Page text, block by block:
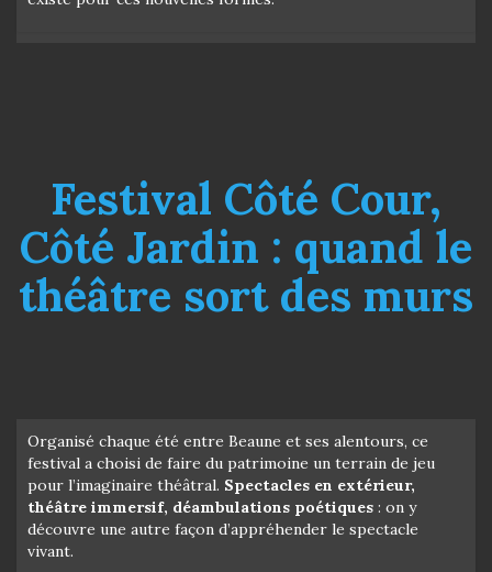
Festival Côté Cour,
Côté Jardin : quand le
théâtre sort des murs
Organisé chaque été entre Beaune et ses alentours, ce
festival a choisi de faire du patrimoine un terrain de jeu
pour l’imaginaire théâtral. Spectacles en extérieur,
théâtre immersif, déambulations poétiques : on y
découvre une autre façon d’appréhender le spectacle
vivant.